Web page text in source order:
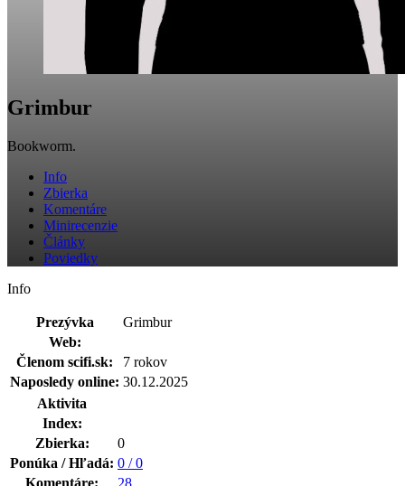
Grimbur
Bookworm.
Info
Zbierka
Komentáre
Minirecenzie
Články
Poviedky
Info
Prezývka
Grimbur
Web:
Členom scifi.sk:
7 rokov
Naposledy online: 30.12.2025
Aktivita
Index:
Zbierka:
0
Ponúka / Hľadá: 0 / 0
Komentáre:
28